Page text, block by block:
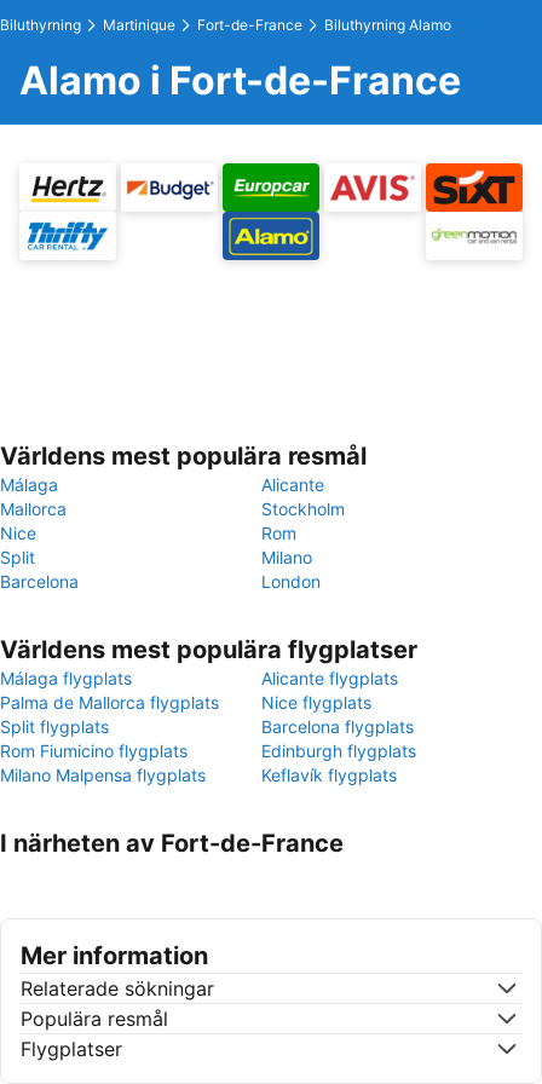
Biluthyrning Martinique Fort-de-France Biluthyrning Alamo
Alamo i Fort-de-France
Världens mest populära resmål
Málaga
Alicante
Mallorca
Stockholm
Nice
Rom
Split
Milano
Barcelona
London
Världens mest populära flygplatser
Málaga flygplats
Alicante flygplats
Palma de Mallorca flygplats
Nice flygplats
Split flygplats
Barcelona flygplats
Rom Fiumicino flygplats
Edinburgh flygplats
Milano Malpensa flygplats
Keflavík flygplats
I närheten av Fort-de-France
Mer information
Relaterade sökningar
Populära resmål
Flygplatser